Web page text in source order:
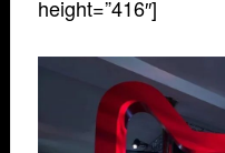
height=”416″]